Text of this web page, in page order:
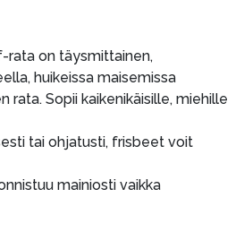
rata on täysmittainen,
huikeissa maisemissa
rata. Sopii kaikenikäisille, miehille
tai ohjatusti, frisbeet voit
mainiosti vaikka